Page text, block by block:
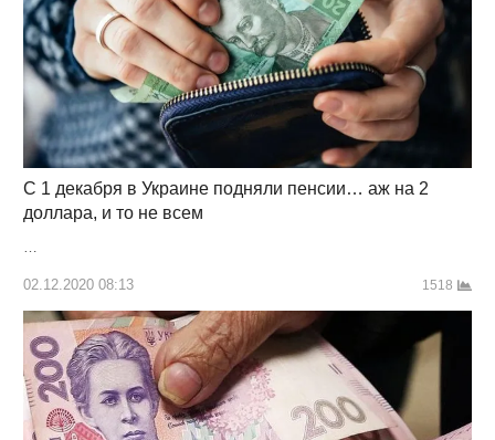
С 1 декабря в Украине подняли пенсии… аж на 2
доллара, и то не всем
…
02.12.2020 08:13 1518